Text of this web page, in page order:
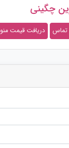
چگینی
تماس دریافت قیمت منو